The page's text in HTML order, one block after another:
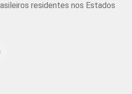
residentes nos Estados